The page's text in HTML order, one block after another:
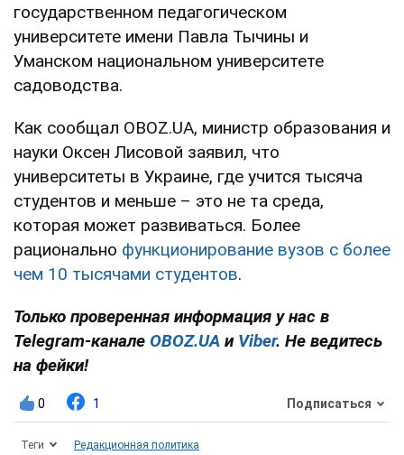
государственном педагогическом
университете имени Павла Тычины и
Уманском национальном университете
садоводства.
Как сообщал OBOZ.UA, министр образования и
науки Оксен Лисовой заявил, что
университеты в Украине, где учится тысяча
студентов и меньше – это не та среда,
которая может развиваться. Более
рационально функционирование вузов с более
чем 10 тысячами студентов.
Только проверенная информация у нас в
Telegram-канале OBOZ.UA и Viber. Не ведитесь
на фейки!
0 1 Подписаться
Теги Редакционная политика